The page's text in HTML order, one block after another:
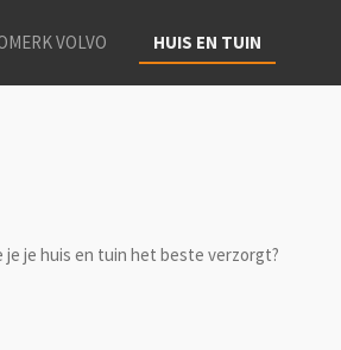
VOLVO HUIS EN TUIN
je huis en tuin het beste verzorgt?